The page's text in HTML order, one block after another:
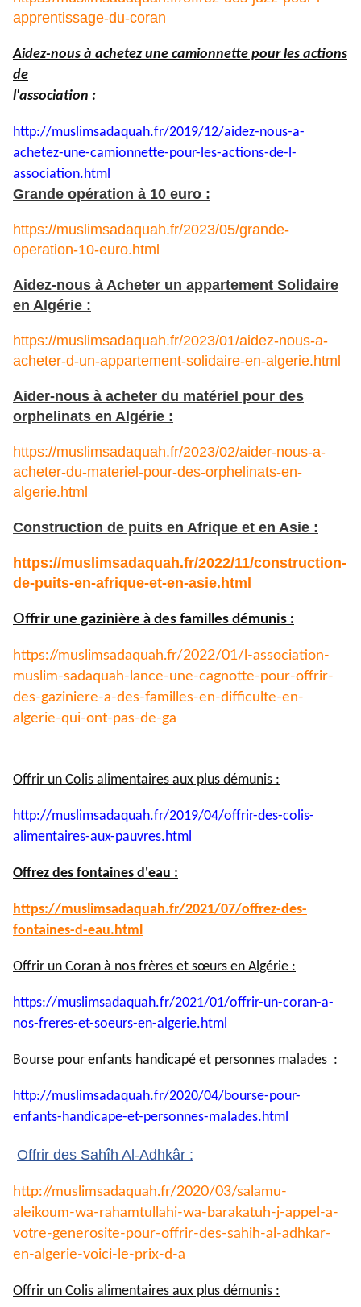
apprentissage-du-coran
Aidez-nous à achetez une camionnette pour les actions
de
l'association :
http://muslimsadaquah.fr/2019/12/aidez-nous-a-
achetez-une-camionnette-pour-les-actions-de-l-
association.html
Grande opération à 10 euro :
https://muslimsadaquah.fr/2023/05/grande-
operation-10-euro.html
Aidez-nous à Acheter un appartement Solidaire
en Algérie :
https://muslimsadaquah.fr/2023/01/aidez-nous-a-
acheter-d-un-appartement-solidaire-en-algerie.html
Aider-nous à acheter du matériel pour des
orphelinats en Algérie :
https://muslimsadaquah.fr/2023/02/aider-nous-a-
acheter-du-materiel-pour-des-orphelinats-en-
algerie.html
Construction de puits en Afrique et en Asie :
https://muslimsadaquah.fr/2022/11/construction-
de-puits-en-afrique-et-en-asie.html
Offrir une gazinière à des familles démunis :
https://muslimsadaquah.fr/2022/01/l-association-
muslim-sadaquah-lance-une-cagnotte-pour-offrir-
des-gaziniere-a-des-familles-en-difficulte-en-
algerie-qui-ont-pas-de-ga
Offrir un Colis alimentaires aux plus démunis :
http://muslimsadaquah.fr/2019/04/offrir-des-colis-
alimentaires-aux-pauvres.html
Offrez des fontaines d'eau :
https://muslimsadaquah.fr/2021/07/offrez-des-
fontaines-d-eau.html
Offrir un Coran à nos frères et sœurs en Algérie :
https://muslimsadaquah.fr/2021/01/offrir-un-coran-a-
nos-freres-et-soeurs-en-algerie.html
Bourse pour enfants handicapé et personnes malades :
http://muslimsadaquah.fr/2020/04/bourse-pour-
enfants-handicape-et-personnes-malades.html
Offrir des Sahîh Al-Adhkâr :
http://muslimsadaquah.fr/2020/03/salamu-
aleikoum-wa-rahamtullahi-wa-barakatuh-j-appel-a-
votre-generosite-pour-offrir-des-sahih-al-adhkar-
en-algerie-voici-le-prix-d-a
Offrir un Colis alimentaires aux plus démunis :